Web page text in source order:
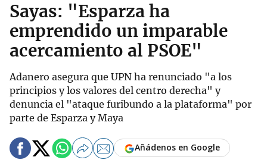
Sayas: "Esparza ha
emprendido un imparable
acercamiento al PSOE"
Adanero asegura que UPN ha renunciado "a los
principios y los valores del centro derecha" y
denuncia el "ataque furibundo a la plataforma" por
parte de Esparza y Maya
Añádenos en Google